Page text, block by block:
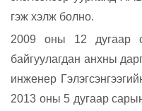
гэж хэлж болно.
2009 оны 12 дугаар
байгуулагдан анхны
инженер
2013 оны 5 дугаар